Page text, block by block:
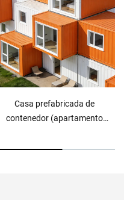
Contenedor exterior de sistema
distribuido de almacenamiento
industrial y comercial